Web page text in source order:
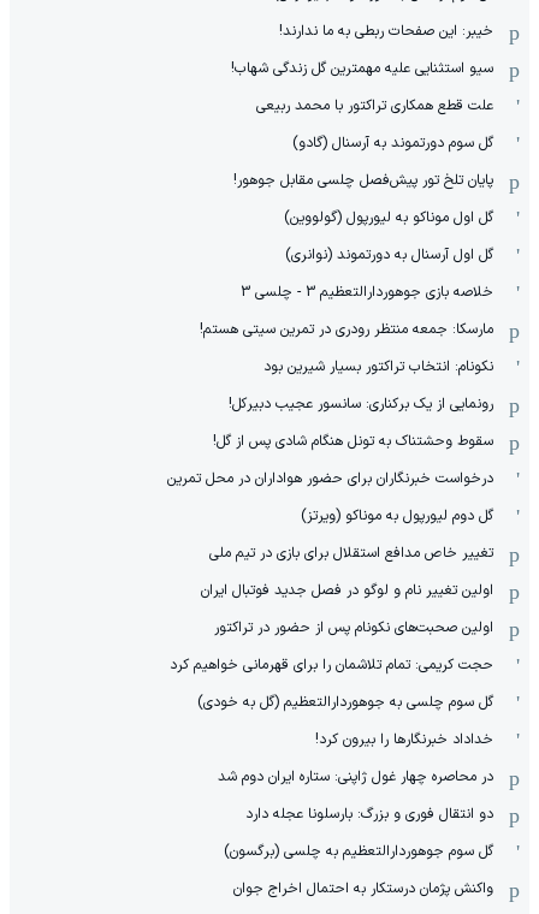
خیبر: این صفحات ربطی به ما ندارند!
سیو استثنایی علیه مهمترین گل زندگی شهاب!
علت قطع همکاری تراکتور با محمد ربیعی
گل سوم دورتموند به آرسنال (گادو)
پایان تلخ تور پیش‌فصل چلسی مقابل جوهور!
گل اول موناکو به لیورپول (گولووین)
گل اول آرسنال به دورتموند (نوانری)
خلاصه بازی جوهوردارالتعظیم 3 - چلسی 3
مارسکا: جمعه منتظر رودری در تمرین سیتی هستم!
نکونام: انتخاب تراکتور بسیار شیرین بود
رونمایی از یک برکناری: سانسور عجیب دبیرکل!
سقوط وحشتناک به تونل هنگام شادی پس از گل!
درخواست خبرنگاران برای حضور هواداران در محل تمرین
گل دوم لیورپول به موناکو (ویرتز)
تغییر خاص مدافع استقلال برای بازی در تیم ملی
اولین تغییر نام و لوگو در فصل جدید فوتبال ایران
اولین صحبت‌های نکونام پس از حضور در تراکتور
حجت کریمی: تمام تلاشمان را برای قهرمانی خواهیم کرد
گل سوم چلسی به جوهوردارالتعظیم (گل به خودی)
خداداد خبرنگارها را بیرون کرد!
در محاصره چهار غول ژاپنی: ستاره ایران دوم شد
دو انتقال فوری و بزرگ: بارسلونا عجله دارد
گل سوم جوهوردارالتعظیم به چلسی (برگسون)
واکنش پژمان درستکار به احتمال اخراج جوان